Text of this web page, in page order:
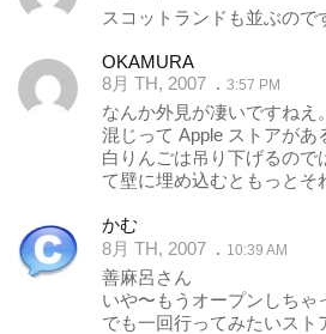
スコットランドも並ぶので
OKAMURA
8月 TH, 2007
3:57 PM
なんか外見が凄いですねえ
混じって Apple ストアがあ
白りんごは吊り下げるので
て壁に埋め込むともっとそ
かむ
8月 TH, 2007
10:39 AM
善麻呂さん
いや〜もうオープンしちゃ
でも一回行ってみたいスト